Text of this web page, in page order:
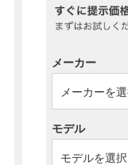
メーカー
モデル